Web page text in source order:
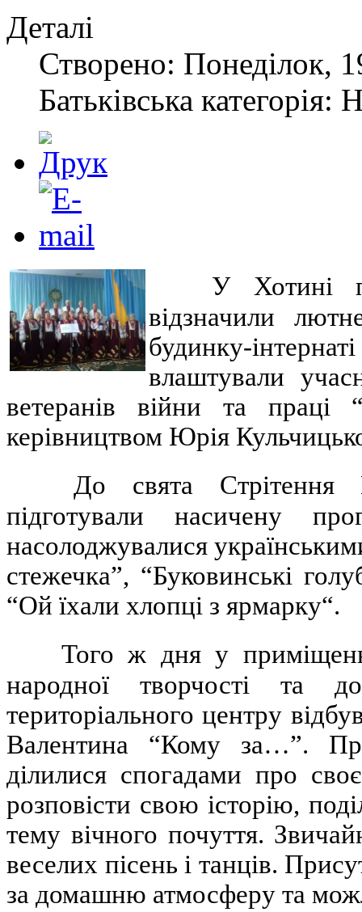
Деталі
Створено: Понеділок,
Батьківська категорія:
У Хотині
відзначили
будинку-
влаштували
ветеранів війни та праці
керівництвом Юрія
До свята Стрітення
підготували насичену
насолоджувалися
стежечка”, “Буковинські
“Ой їхали хлопці з ярмарку“.
Того ж дня у
народної творчості та
територіального центру
Валентина “Кому за…”.
ділилися спогадами про
розповісти свою історію,
тему вічного почуття.
веселих пісень і танців.
за домашню атмосферу та